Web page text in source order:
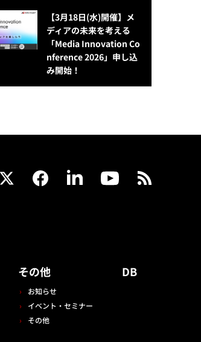
【3月18日(水)開催】メ
ディアの未来を考える
「Media Innovation Co
nference 2026」申し込
み開始！
その他
お知らせ
イベント・セミナー
その他
DB